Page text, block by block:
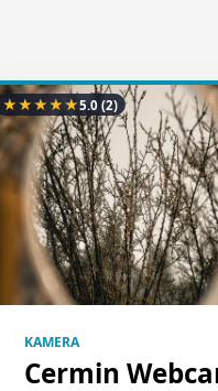
★★★★★5.0(2)
KAMERA
Cermin